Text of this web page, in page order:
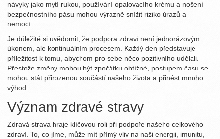
návyky jako mytí rukou, používání opalovacího krému a nošení
bezpečnostního pásu mohou výrazně snížit riziko úrazů a
nemocí.
Je důležité si uvědomit, že podpora zdraví není jednorázovým
úkonem, ale kontinuálním procesem. Každý den představuje
příležitost k tomu, abychom pro sebe něco pozitivního udělali.
Přestože změny mohou být zpočátku obtížné, postupem času se
mohou stát přirozenou součástí našeho života a přinést mnoho
výhod.
Význam zdravé stravy
Zdravá strava hraje klíčovou roli při podpoře našeho celkového
zdraví. To, co jíme, může mít přímý vliv na naši energii, imunitu,